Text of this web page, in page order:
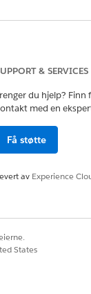
& SERVICES
du hjelp? Finn
med en
Få støtte
av Experience
States